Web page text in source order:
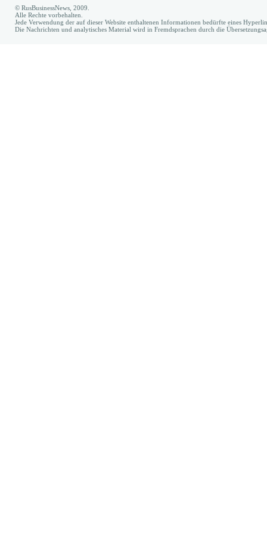
© RusBusinessNews, 2009.
Alle Rechte vorbehalten.
Jede Verwendung der auf dieser Website enthaltenen Informationen bedürfte eines
Die Nachrichten und analytisches Material wird in Fremdsprachen durch die